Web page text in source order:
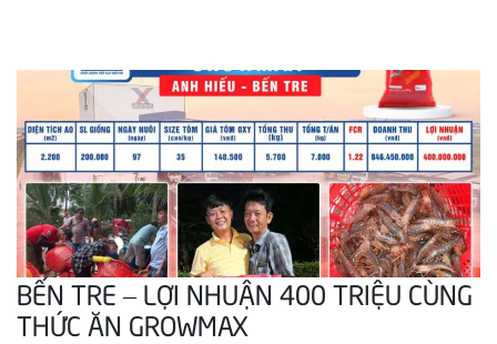
BẾN TRE – LỢI NHUẬN 400 TRIỆU CÙNG
THỨC ĂN GROWMAX